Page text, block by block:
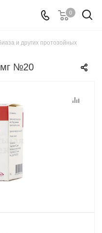
0
и других протозойных
№20